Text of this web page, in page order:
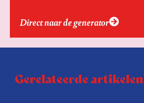
Direct naar de generator
Gerelateerde artikelen